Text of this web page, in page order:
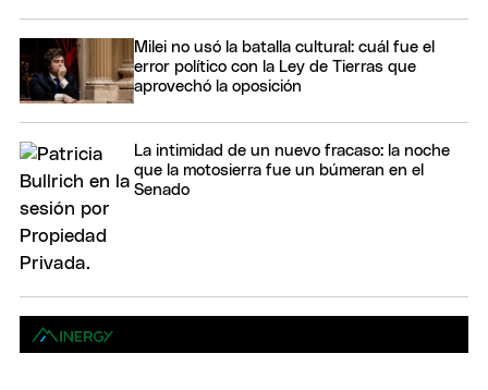
Milei no usó la batalla cultural: cuál fue el
error político con la Ley de Tierras que
aprovechó la oposición
La intimidad de un nuevo fracaso: la noche
que la motosierra fue un búmeran en el
Senado